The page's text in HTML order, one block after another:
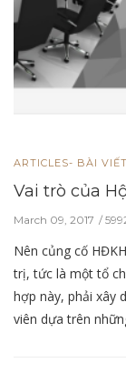
ARTICLES- BÀI VIẾT
Vai trò của
March 09, 2017
Nên củng cố
trị, tức là một tổ
hợp này, phải xây
viên dựa trên